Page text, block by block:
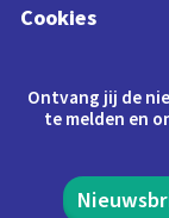
Cookies
Ontvang jij de
te melden en